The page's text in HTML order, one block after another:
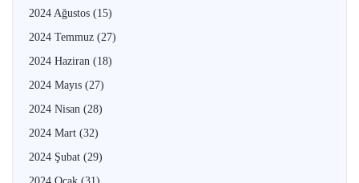
2024 Ağustos (15)
2024 Temmuz (27)
2024 Haziran (18)
2024 Mayıs (27)
2024 Nisan (28)
2024 Mart (32)
2024 Şubat (29)